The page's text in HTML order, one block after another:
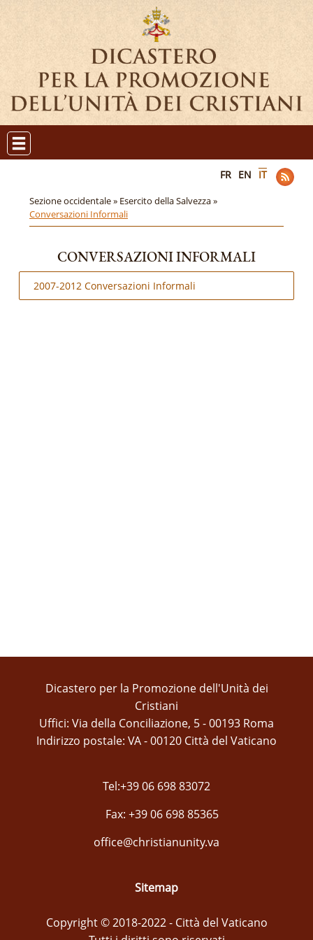
FR EN IT
Sezione occidentale » Esercito della Salvezza »
Conversazioni Informali
CONVERSAZIONI INFORMALI
2007-2012 Conversazioni Informali
Dicastero per la Promozione dell'Unità dei
Cristiani
Uffici: Via della Conciliazione, 5 - 00193 Roma
Indirizzo postale: VA - 00120 Città del Vaticano
Tel:+39 06 698 83072
Fax: +39 06 698 85365
office@christianunity.va
Sitemap
Copyright © 2018-2022 - Città del Vaticano